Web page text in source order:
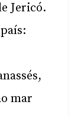
Jericó.
mar